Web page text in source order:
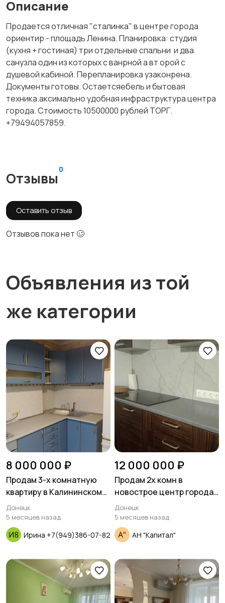
Описание
Продается отличная "сталинка" в центре города
ориентир - площадь Ленина. Планировка: студия
(кухня + гостиная) три отдельные спальни и два
санузла один из которых с ванрной а вт орой с
душевой кабиной. Перепланировка узаконрена.
Документы готовы. Остаетсяебель и бытовая
техника.аксимально удобная инфраструктура центра
города. Стоимость 10500000 рублей ТОРГ.
+79494057859.
Отзывы
0
Оставить отзыв
Отзывов пока нет 🥴
Объявления из той
же категории
8 000 000 ₽
Продам 3-х комнатную
квартиру в Калининском
районе проспект Ильича
Донецк
5 месяцев назад
Ирина +7(949)386-07-82
12 000 000 ₽
Продам 2х комн в
новострое центр города
ул.Р.Люксембург
Донецк
5 месяцев назад
АН "Капитал"